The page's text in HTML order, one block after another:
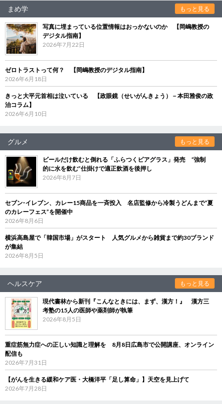
まめ学 もっと見る
写真に埋まっている位置情報はおっかないのか 【岡嶋教授の
デジタル指南】
2026年7月22日
ゼロトラストって何？ 【岡嶋教授のデジタル指南】
2026年6月18日
きっと大平元首相は泣いている 【政眼鏡（せいがんきょう）－本田雅俊の政
治コラム】
2026年6月10日
グルメ もっと見る
ビールだけ飲むと倒れる「ふらつくビアグラス」発売 “強制
的に水を飲む”仕掛けで適正飲酒を後押し
2026年8月7日
セブン‐イレブン、カレー15商品を一斉投入 名店監修から冷製うどんまで“夏
のカレーフェス”を開催中
2026年8月6日
横浜高島屋で「韓国市場」がスタート 人気グルメから雑貨まで約30ブランド
が集結
2026年8月5日
ヘルスケア もっと見る
現代書林から新刊『こんなときには、まず、漢方！』 漢方三
考塾の15人の医師や薬剤師が執筆
2026年8月5日
重症筋無力症への正しい知識と理解を 8月8日広島市で公開講座、オンライン
配信も
2026年7月31日
【がんを生きる緩和ケア医・大橋洋平「足し算命」】天空を見上げて
2026年7月28日